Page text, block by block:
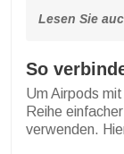
Lesen Sie
So
Um Airpods
Reihe
verwenden.